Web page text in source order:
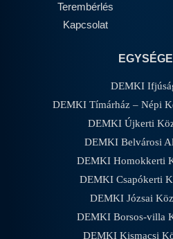
Terembérlés
Kapcsolat
DEMKI
DEMKI Tímárház – Népi
DEMKI Újkerti
DEMKI Belvárosi
DEMKI Homokkerti
DEMKI Csapókerti
DEMKI Józsai
DEMKI Borsos-villa
DEMKI Kismacsi